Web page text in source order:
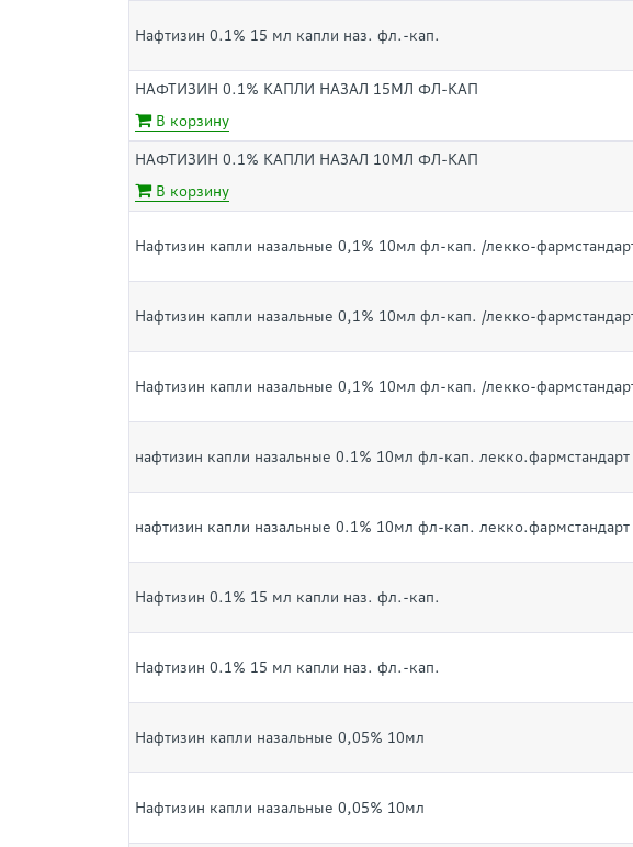
Нафтизин 0.1% 15 мл капли наз. фл.-кап.
НАФТИЗИН 0.1% КАПЛИ НАЗАЛ 15МЛ ФЛ-КАП
В корзину
НАФТИЗИН 0.1% КАПЛИ НАЗАЛ 10МЛ ФЛ-КАП
В корзину
Нафтизин капли назальные 0,1% 10мл фл-кап. /лекко-
Нафтизин капли назальные 0,1% 10мл фл-кап. /лекко-
Нафтизин капли назальные 0,1% 10мл фл-кап. /лекко-
нафтизин капли назальные 0.1% 10мл фл-кап. лекко.фармстандарт
нафтизин капли назальные 0.1% 10мл фл-кап. лекко.фармстандарт
Нафтизин 0.1% 15 мл капли наз. фл.-кап.
Нафтизин 0.1% 15 мл капли наз. фл.-кап.
Нафтизин капли назальные 0,05% 10мл
Нафтизин капли назальные 0,05% 10мл